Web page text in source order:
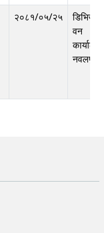
२०८१/०५/२५
डिभिजन
वन
कार्यालय
नवलपुर